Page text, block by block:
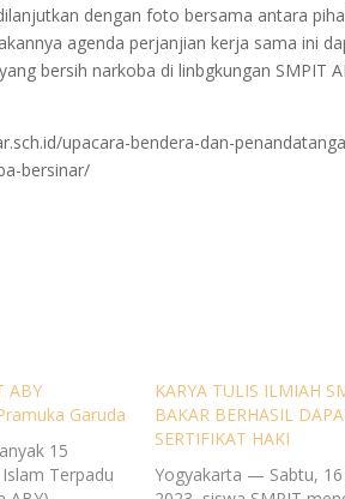
dengan foto bersama antara
agenda perjanjian kerja sama ini
bersih narkoba di linbgkungan SMPIT
upacara-bendera-dan-
bersinar/
ABY
Garuda
15
Terpadu
KARYA TULIS ILMIAH
BAKAR BERHASIL
SERTIFIKAT HAKI
Yogyakarta — Sabtu,